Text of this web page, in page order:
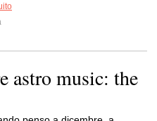
astro music: the